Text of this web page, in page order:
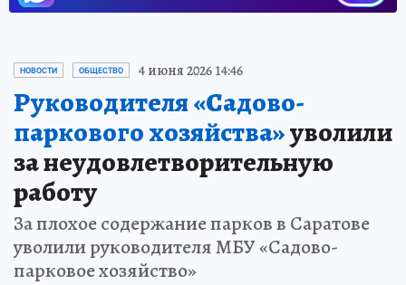
НОВОСТИ ОБЩЕСТВО 4 июня 2026 14:46
Руководителя «Садово-
паркового хозяйства»уволили
за неудовлетворительную
работу
За плохое содержание парков в Саратове
уволили руководителя МБУ «Садово-
парковое хозяйство»